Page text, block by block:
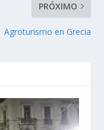
PRÓXIMO
Agroturismo en Grecia